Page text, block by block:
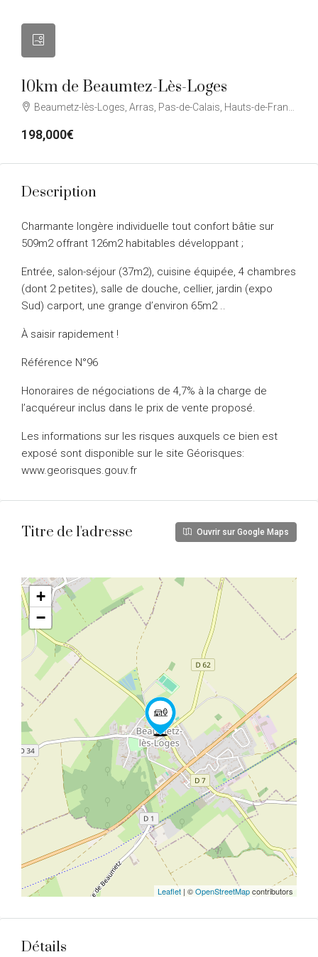
10km de Beaumtez-Lès-Loges
Beaumetz-lès-Loges, Arras, Pas-de-Calais, Hauts-de-France, France métropolitaine, 62123, France
198,000€
Description
Charmante longère individuelle tout confort bâtie sur
509m2 offrant 126m2 habitables développant ;
Entrée, salon-séjour (37m2), cuisine équipée, 4 chambres
(dont 2 petites), salle de douche, cellier, jardin (expo
Sud) carport, une grange d’environ 65m2 ..
À saisir rapidement !
Référence N°96
Honoraires de négociations de 4,7% à la charge de
l’acquéreur inclus dans le prix de vente proposé.
Les informations sur les risques auxquels ce bien est
exposé sont disponible sur le site Géorisques:
www.georisques.gouv.fr
Titre de l'adresse Ouvrir sur Google Maps
+
−
Leaflet| ©OpenStreetMapcontributors
Détails